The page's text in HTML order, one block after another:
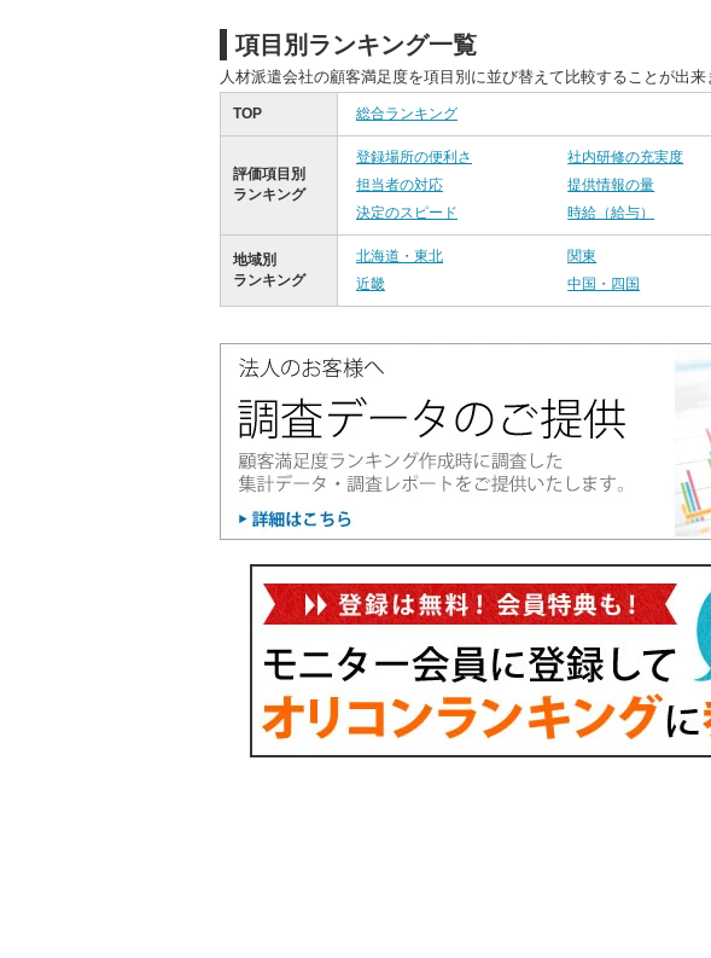
項目別ランキング一覧
人材派遣会社の顧客満足度を項目別に並び替えて比較することが出来
TOP 総合ランキング
評価項目別
ランキング
登録場所の便利さ 社内研修の充実度
担当者の対応
提供情報の量
決定のスピード
時給（給与）
地域別
ランキング
北海道・東北 関東
近畿
中国・四国